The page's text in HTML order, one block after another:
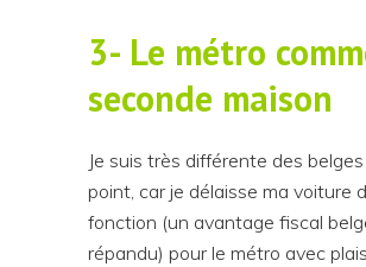
3- Le métro
seconde maison
Je suis très différente des
point, car je délaisse ma voiture
fonction (un avantage fiscal
répandu) pour le métro avec